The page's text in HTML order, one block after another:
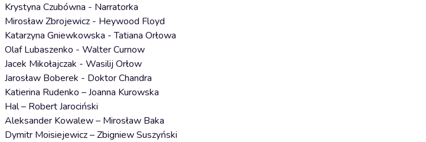
Krystyna Czubówna - Narratorka
Mirosław Zbrojewicz - Heywood Floyd
Katarzyna Gniewkowska - Tatiana Orłowa
Olaf Lubaszenko - Walter Curnow
Jacek Mikołajczak - Wasilij Orłow
Jarosław Boberek - Doktor Chandra
Katierina Rudenko – Joanna Kurowska
Hal – Robert Jarociński
Aleksander Kowalew – Mirosław Baka
Dymitr Moisiejewicz – Zbigniew Suszyński